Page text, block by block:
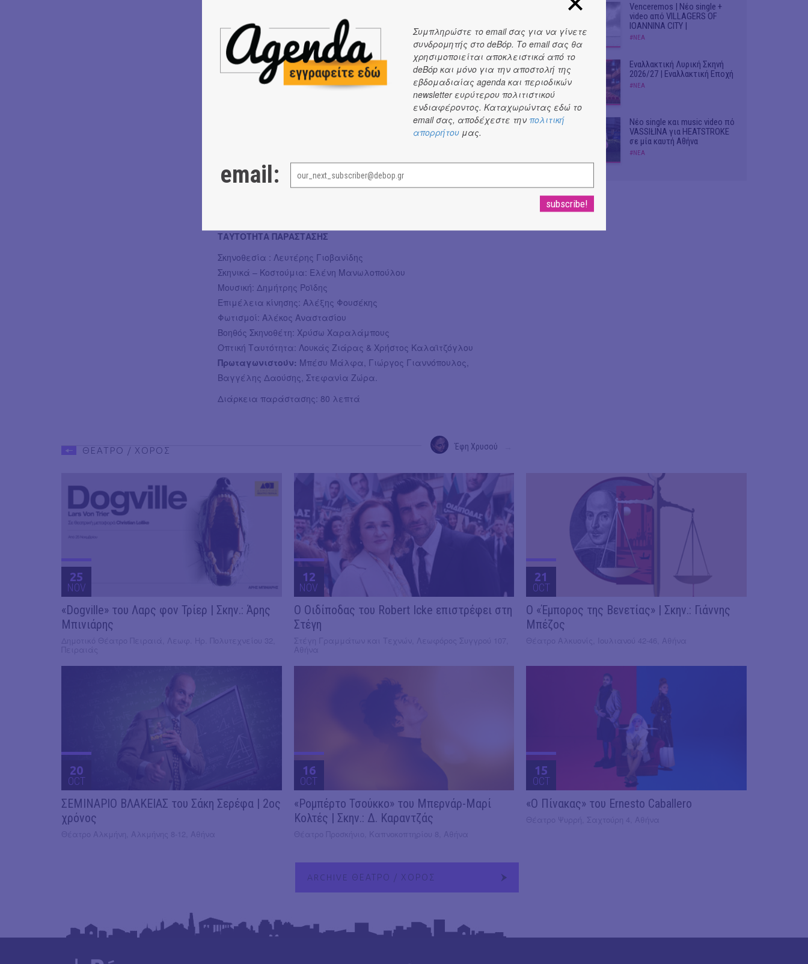
άνθρωποι που δεν έχουν αισθητική, που χωρίς καμιά αιδώ
κακοποιούν την ελληνική γλώσσα, που δεν αγαπούν το ωραίο κι αυτό
δεν μπορεί να μην έχει αντίκτυπο και στην ομορφιά που έχουν μέσα
στην ψυχή τους. Άνθρωποι που έχουν μάθει να κρίνουν και να
κατηγορούν, χωρίς καμία διάθεση αυτοκριτικής, σε μια κοινωνία
όπου η αξιοπρέπεια και ο αλληλοσεβασμός νοσούν.
Ένα ταπεινό πιάτο φακές και ένας διακοσμητικός τσιμεντένιος
κύκνος αποτελούν για τον συγγραφέα, όχι τυχαία, τα σύμβολα του
αυτές οι συμπεριφορές δεν μπορεί να υπάρχουν πια στην σύγχρονη
ελληνική κοινωνία. Κι όμως, η πραγματικότητα είναι διαφορετική.
Είναι υπαρκτές και αβυσσαλέα ισοπεδωτικές για τις συνειδήσεις
ΤΑΥΤΟΤΗΤΑ ΠΑΡΑΣΤΑΣΗΣ
Σκηνοθεσία : Λευτέρης Γιοβανίδης
Σκηνικά – Κοστούμια: Ελένη Μανωλοπούλου
Μουσική: Δημήτρης Ροϊδης
Επιμέλεια κίνησης: Αλέξης Φουσέκης
Φωτισμοί: Αλέκος Αναστασίου
Βοηθός Σκηνοθέτη: Χρύσω Χαραλάμπους
Οπτική Ταυτότητα: Λουκάς Ζιάρας & Χρήστος Καλαϊτζόγλου
Πρωταγωνιστούν: Μπέσυ Μάλφα, Γιώργος Γιαννόπουλος,
Βαγγέλης Δαούσης, Στεφανία Ζώρα.
Διάρκεια παράστασης: 80 λεπτά
Έφη Χρυσού
Venceremos | Νέο single +
video από VILLAGERS OF
IOANNINA CITY |
#ΝΕΑ
Εναλλακτική Λυρική Σκηνή
2026/27 | Εναλλακτική Εποχή
#ΝΕΑ
Νέο single και music video πό
VASSIŁINA για HEATSTROKE
σε μία καυτή Αθήνα
#ΝΕΑ
ΘΕΑΤΡΟ / ΧΟΡΟΣ
25
NOV
«Dogville» του Λαρς φον Τρίερ | Σκην.: Άρης
Μπινιάρης
12
NOV
O Οιδίποδας του Robert Icke επιστρέφει στη
Στέγη
21
OCT
Ο «Έμπορος της Βενετίας» | Σκην.: Γιάννης
Μπέζος
20
OCT
ΣΕΜΙΝΑΡΙΟ ΒΛΑΚΕΙΑΣ του Σάκη Σερέφα | 2ος
χρόνος
16
OCT
«Ρομπέρτο Τσούκκο» του Μπερνάρ-Μαρί
Κολτές | Σκην.: Δ. Καραντζάς
15
OCT
«Ο Πίνακας» του Ernesto Caballero
ARCHIVE ΘΕΑΤΡΟ / ΧΟΡΟΣ
Συμπληρώστε το email σας για να γίνετε
συνδρομητής στο deBόp. Το email σας θα
χρησιμοποιείται αποκλειστικά από το
deBόp και μόνο για την αποστολή της
εβδομαδιαίας agenda και περιοδικών
newsletter ευρύτερου πολιτιστικού
ενδιαφέροντος. Καταχωρώντας εδώ το
email σας, αποδέχεστε την πολιτική
απορρήτου μας.
email: